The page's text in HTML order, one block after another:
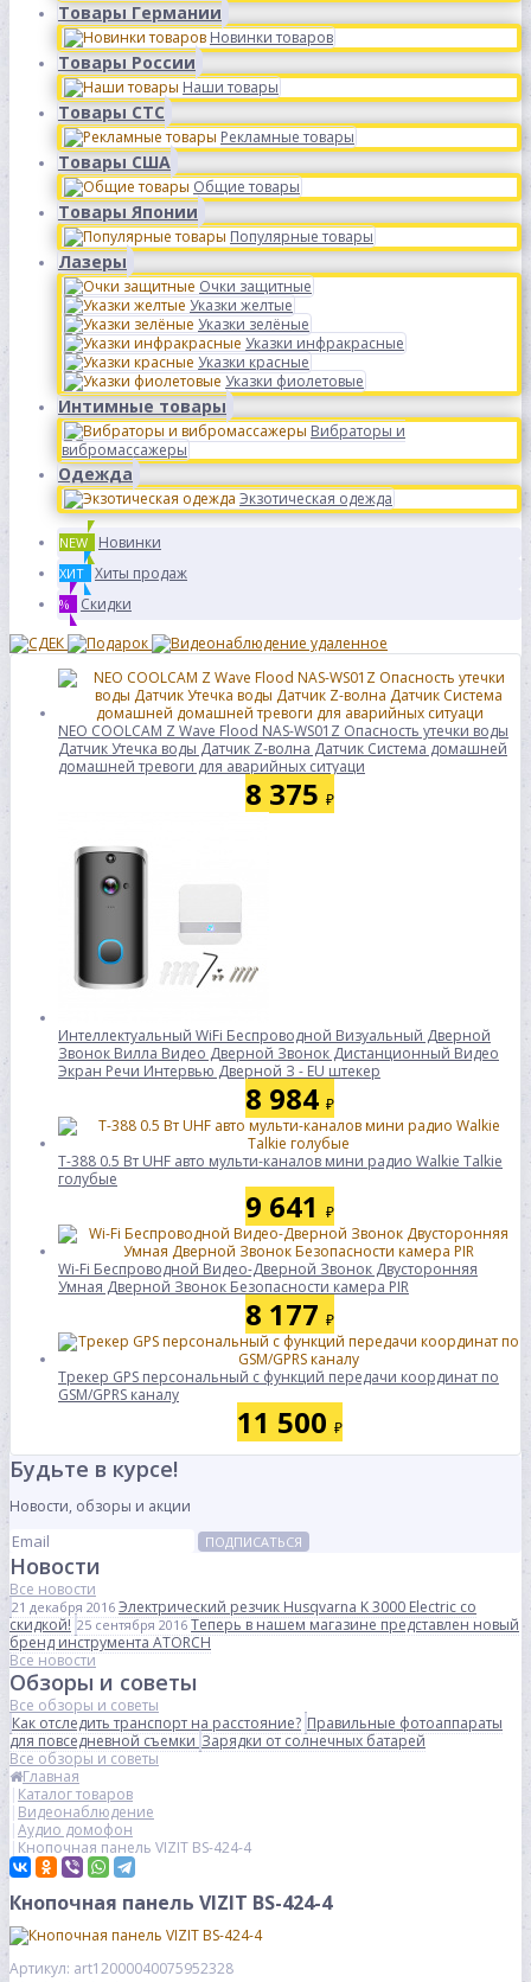
Товары Германии
Новинки товаров
Товары России
Наши товары
Товары СТС
Рекламные товары
Товары США
Общие товары
Товары Японии
Популярные товары
Лазеры
Очки защитные
Указки желтые
Указки зелёные
Указки инфракрасные
Указки красные
Указки фиолетовые
Интимные товары
Вибраторы и
вибромассажеры
Одежда
Экзотическая одежда
NEW Новинки
ХИТ Хиты продаж
% Скидки
NEO COOLCAM Z Wave Flood NAS-WS01Z Опасность утечки воды
Датчик Утечка воды Датчик Z-волна Датчик Система домашней
домашней тревоги для аварийных ситуаци
8 375 ₽
Интеллектуальный WiFi Беспроводной Визуальный Дверной
Звонок Вилла Видео Дверной Звонок Дистанционный Видео
Экран Речи Интервью Дверной З - EU штекер
8 984 ₽
T-388 0.5 Вт UHF авто мульти-каналов мини радио Walkie Talkie
голубые
9 641 ₽
Wi-Fi Беспроводной Видео-Дверной Звонок Двусторонняя
Умная Дверной Звонок Безопасности камера PIR
8 177 ₽
Трекер GPS персональный с функций передачи координат по
GSM/GPRS каналу
11 500 ₽
Будьте в курсе!
Новости, обзоры и акции
ПОДПИСАТЬСЯ
Новости
Все новости
21 декабря 2016 Электрический резчик Husqvarna K 3000 Electric со
скидкой! 25 сентября 2016 Теперь в нашем магазине представлен новый
бренд инструмента ATORCH
Все новости
Обзоры и советы
Все обзоры и советы
Как отследить транспорт на расстояние? Правильные фотоаппараты
для повседневной съемкиЗарядки от солнечных батарей
Все обзоры и советы
Главная
Каталог товаров
Видеонаблюдение
Аудио домофон
Кнопочная панель VIZIT BS-424-4
Кнопочная панель VIZIT BS-424-4
Артикул: art12000040075952328